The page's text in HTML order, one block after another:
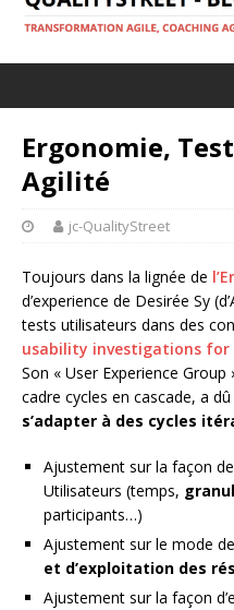
Ergonomie,
Agilité
jc-QualityStreet
Toujours dans la lignée de
d’experience de Desirée Sy
tests utilisateurs dans des
usability investigations for
Son « User Experience
cadre cycles en cascade, a
s’adapter à des cycles
Ajustement sur la façon
Utilisateurs (temps,
participants…)
Ajustement sur le mode
et d’exploitation des
Ajustement sur la façon